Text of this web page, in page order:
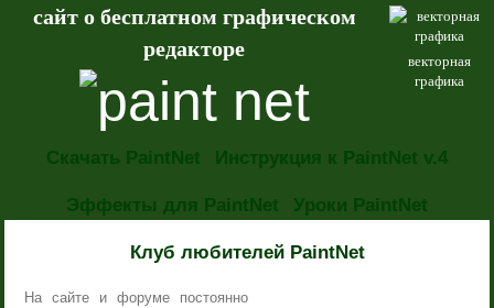
векторная
графика
сайт о бесплатном графическом
редакторе
Скачать PaintNet Инструкция к PaintNet v.4
Эффекты для PaintNet Уроки PaintNet
Клуб любителей PaintNet
На сайте и форуме постоянно